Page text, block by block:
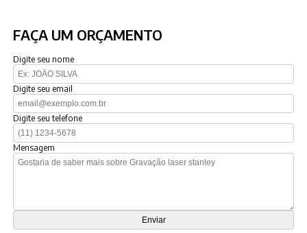
FAÇA UM ORÇAMENTO
Digite seu nome
Digite seu email
Digite seu telefone
Mensagem